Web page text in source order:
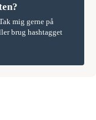
mig gerne på
brug hashtagget